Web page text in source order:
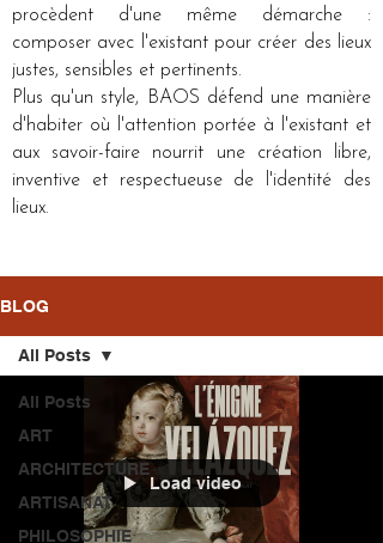
procèdent d'une même démarche :
composer avec l'existant pour créer des lieux
justes, sensibles et pertinents.
Plus qu'un style, BAOS défend une manière
d'habiter où l'attention portée à l'existant et
aux savoir-faire nourrit une création libre,
inventive et respectueuse de l'identité des
lieux.
BLOG
All Posts
ART
ARCHITECTURE
ARTISANAT
PHILOSOPHIE
All Posts
Load video